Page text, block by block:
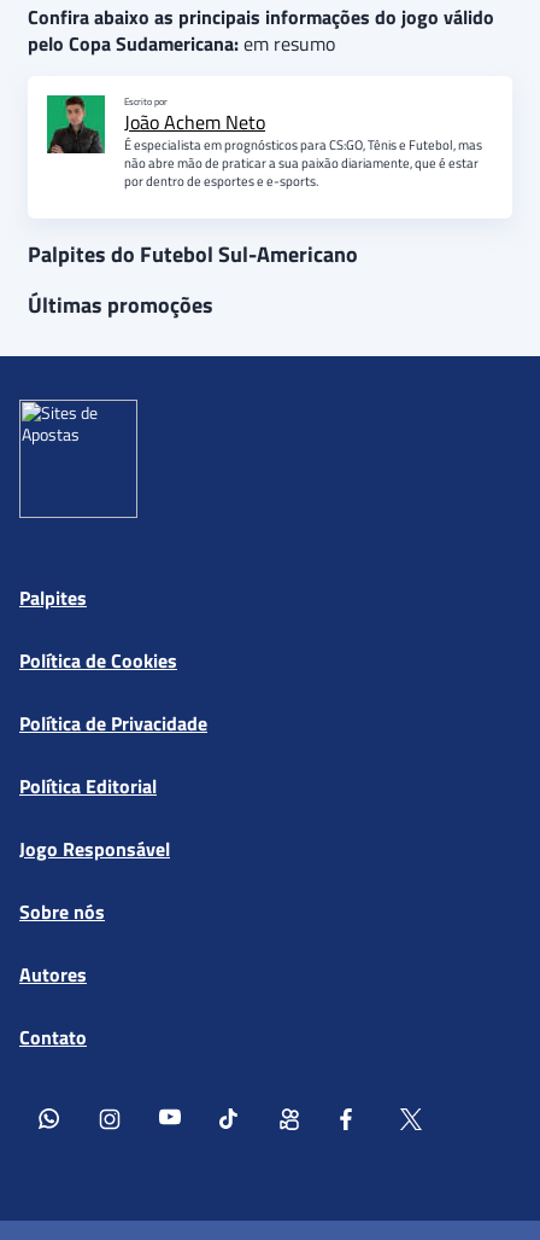
Confira abaixo as principais informações do jogo válido
pelo Copa Sudamericana:em resumo
Escrito por
João Achem Neto
É especialista em prognósticos para CS:GO, Tênis e Futebol, mas
não abre mão de praticar a sua paixão diariamente, que é estar
por dentro de esportes e e-sports.
Palpites do Futebol Sul-Americano
Últimas promoções
Palpites
Política de Cookies
Política de Privacidade
Política Editorial
Jogo Responsável
Sobre nós
Autores
Contato